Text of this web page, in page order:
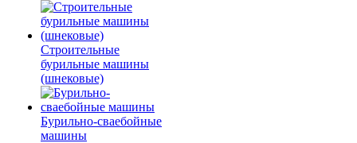
Строительные
бурильные машины
(шнековые)
Бурильно-сваебойные
машины